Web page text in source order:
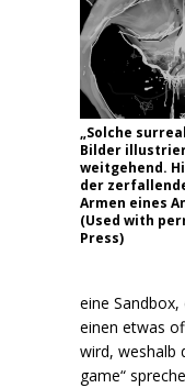
„Solche
Bilder
weitgehend.
der
Armen eines
(Used with
Press)
eine
einen etwas
wird, weshalb
game“